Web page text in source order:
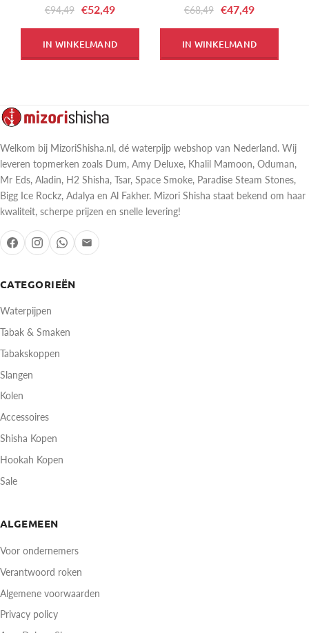
€94,49 €52,49
IN WINKELMAND
€68,49 €47,49
IN WINKELMAND
CATEGORIEËN
Waterpijpen
Tabak & Smaken
Tabakskoppen
Slangen
Kolen
Accessoires
Shisha Kopen
Hookah Kopen
Sale
ALGEMEEN
Voor ondernemers
Verantwoord roken
Algemene voorwaarden
Privacy policy
Welkom bij MizoriShisha.nl, dé waterpijp webshop van Nederland. Wij
leveren topmerken zoals Dum, Amy Deluxe, Khalil Mamoon, Oduman,
Mr Eds, Aladin, H2 Shisha, Tsar, Space Smoke, Paradise Steam Stones,
Bigg Ice Rockz, Adalya en Al Fakher. Mizori Shisha staat bekend om haar
kwaliteit, scherpe prijzen en snelle levering!